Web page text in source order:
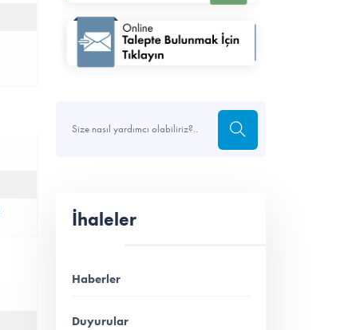
İhaleler
Haberler
Duyurular